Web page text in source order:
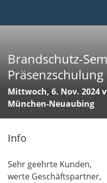
Brandschutz-
Präsenzschulung
Mittwoch, 6. Nov. 2024
München-Neuaubing
Info
Sehr geehrte Kunden,
werte Geschäftspartner,